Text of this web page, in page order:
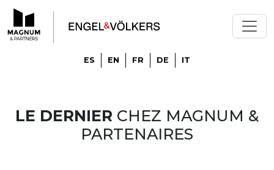
ES EN FR DE IT
LE DERNIER CHEZ MAGNUM &
PARTENAIRES